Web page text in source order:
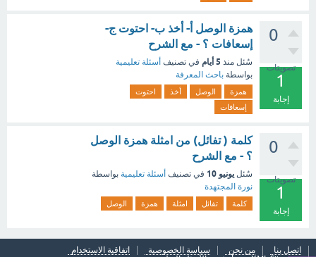
0
تصويتات
1
إجابة
همزة الوصل أ- أخذ ب- احتوت ج-
إسعافات ؟ - مع الشرح
سُئل منذ 5 أيام في تصنيف أسئلة تعليمية
بواسطة باحث المعرفة
همزة الوصل أخذ
احتوت
إسعافات
0
تصويتات
1
إجابة
كلمة ( تفائل) من امثلة همزة الوصل
؟ - مع الشرح
سُئل يونيو 10 في تصنيف أسئلة تعليمية بواسطة
نورة المجتهدة
كلمة تفائل امثلة همزة الوصل
اتصل بنا من نحن سياسة الخصوصية
اتفاقية الاستخدام